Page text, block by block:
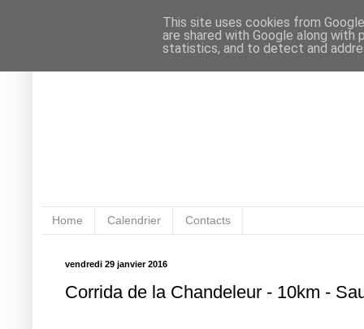
Home Calendrier Contacts
vendredi 29 janvier 2016
Corrida de la Chandeleur - 10km -
This site uses cookies from
are shared with Google along
statistics, and to detect and